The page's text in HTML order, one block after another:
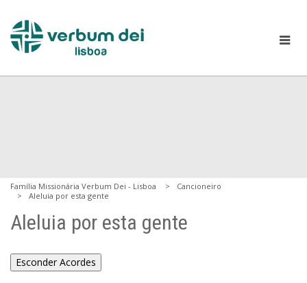
Família Missionária Verbum Dei - Lisboa
Cancioneiro
Aleluia por esta gente
Aleluia por esta gente
Esconder Acordes